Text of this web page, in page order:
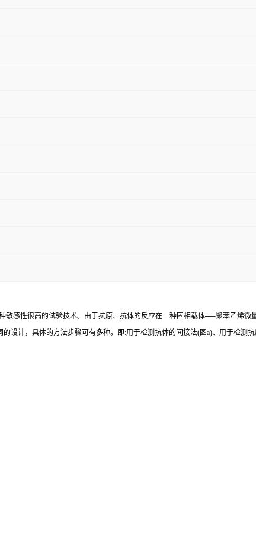
敏感性很高的试验技术。由于抗原、抗体的反应在一种固相载体──聚苯乙烯微
设计，具体的方法步骤可有多种。即:用于检测抗体的间接法(图a)、用于检测